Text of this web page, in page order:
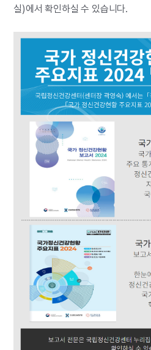
실)에서 확인하실 수 있습니다.